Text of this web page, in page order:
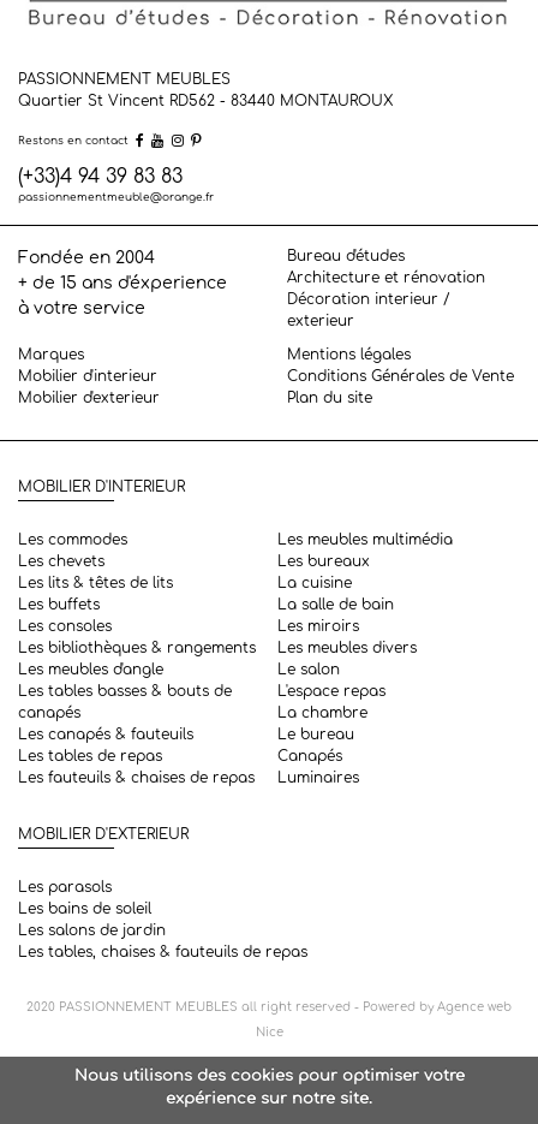
PASSIONNEMENT MEUBLES
Quartier St Vincent RD562 - 83440 MONTAUROUX
Restons en contact
(+33)4 94 39 83 83
passionnementmeuble@orange.fr
Fondée en 2004
+ de 15 ans d'éxperience
à votre service
Bureau d'études
Architecture et rénovation
Décoration interieur /
exterieur
Marques
Mobilier d'interieur
Mobilier d'exterieur
Mentions légales
Conditions Générales de Vente
Plan du site
MOBILIER D'INTERIEUR
Les commodes
Les chevets
Les lits & têtes de lits
Les buffets
Les consoles
Les bibliothèques & rangements
Les meubles d'angle
Les tables basses & bouts de
canapés
Les canapés & fauteuils
Les tables de repas
Les fauteuils & chaises de repas
Les meubles multimédia
Les bureaux
La cuisine
La salle de bain
Les miroirs
Les meubles divers
Le salon
L'espace repas
La chambre
Le bureau
Canapés
Luminaires
MOBILIER D'EXTERIEUR
Les parasols
Les bains de soleil
Les salons de jardin
Les tables, chaises & fauteuils de repas
2020 PASSIONNEMENT MEUBLES all right reserved - Powered byAgence web
Nice
Nous utilisons des cookies pour optimiser votre
expérience sur notre site.